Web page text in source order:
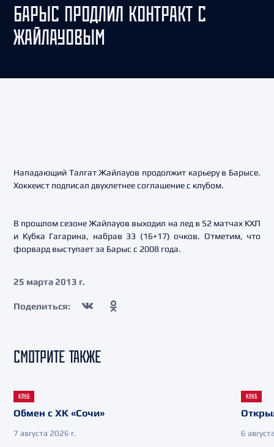
БАРЫС ПРОДЛИЛ КОНТРАКТ С
ЖАЙЛАУОВЫМ
Нападающий Талгат Жайлауов продолжит карьеру в Барысе.
Хоккеист подписал двухлетнее соглашение с клубом.
В прошлом сезоне Жайлауов выходил на лед в 52 матчах КХЛ
и Кубка Гагарина, набрав 33 (16+17) очков. Отметим, что
форвард выступает за Барыс с 2008 года.
25 марта 2013 г.
Поделиться:
СМОТРИТЕ ТАКЖЕ
КЛУБ
Обмен с ХК «Сочи»
7 августа 2026 г.
КЛУБ
6